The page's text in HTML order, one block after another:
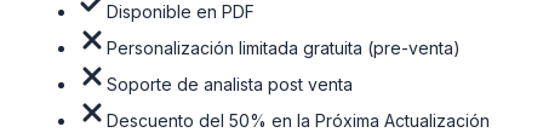
Disponible en PDF
Personalización limitada gratuita (pre-venta)
Soporte de analista post venta
Descuento del 50% en la Próxima Actualización